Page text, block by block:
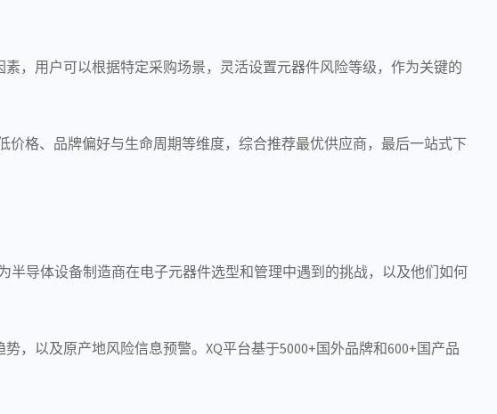
，用户可以根据特定采购场景，灵活设置元器件风险等级，作为关键的
格、品牌偏好与生命周期等维度，综合推荐最优供应商，最后一站式下
导体设备制造商在电子元器件选型和管理中遇到的挑战，以及他们如何
，以及原产地风险信息预警。XQ平台基于5000+国外品牌和600+国产品